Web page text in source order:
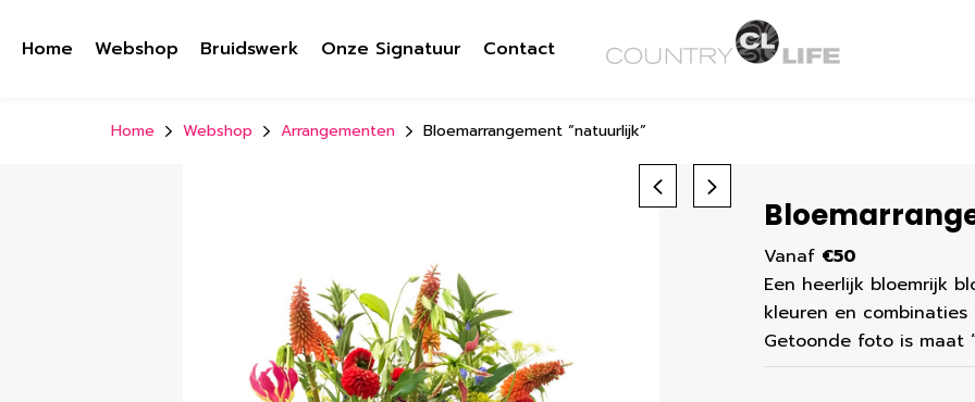
Home Webshop Bruidswerk Onze Signatuur Contact
Home Webshop Arrangementen Bloemarrangement “natuurlijk”
Vanaf €50
Een heerlijk bloemrijk
kleuren en combinaties
Getoonde foto is maat